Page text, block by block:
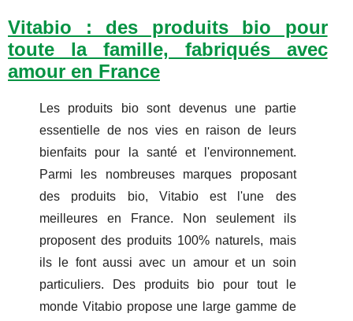
Vitabio : des produits bio pour
toute la famille, fabriqués avec
amour en France
Les produits bio sont devenus une partie
essentielle de nos vies en raison de leurs
bienfaits pour la santé et l'environnement.
Parmi les nombreuses marques proposant
des produits bio, Vitabio est l'une des
meilleures en France. Non seulement ils
proposent des produits 100% naturels, mais
ils le font aussi avec un amour et un soin
particuliers. Des produits bio pour tout le
monde Vitabio propose une large gamme de